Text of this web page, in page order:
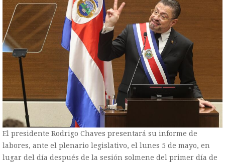
El presidente Rodrigo Chaves presentará su informe de
labores, ante el plenario legislativo, el lunes 5 de mayo, en
lugar del día después de la sesión solmene del primer día de